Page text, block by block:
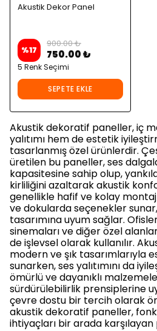
Akustik Dekor Panel
%17
900.00 ₺
750.00 ₺
5 Renk Seçimi
SEPETE EKLE
Akustik dekoratif paneller, iç
yalıtımı hem de estetik
tasarlanmış özel ürünlerdir.
üretilen bu paneller, ses
kapasitesine sahip olup,
kirliliğini azaltarak akustik
genellikle hafif ve kolay
ve dokularda seçenekler
tasarımına uyum sağlar.
sinemaları ve diğer özel
de işlevsel olarak kullanılır.
modern ve şık tasarımlarıyla
sunarken, ses yalıtımını da
ömürlü ve dayanıklı
sürdürülebilirlik prensiplerine
çevre dostu bir tercih olarak
akustik dekoratif paneller,
ihtiyaçları bir arada